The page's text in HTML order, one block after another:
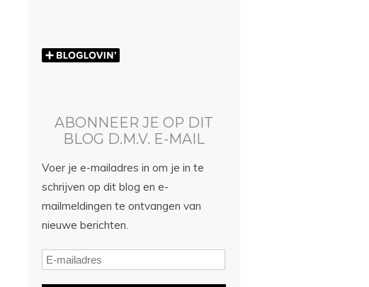
ABONNEER JE OP DIT
BLOG D.M.V. E-MAIL
Voer je e-mailadres in om je in te
schrijven op dit blog en e-
mailmeldingen te ontvangen van
nieuwe berichten.